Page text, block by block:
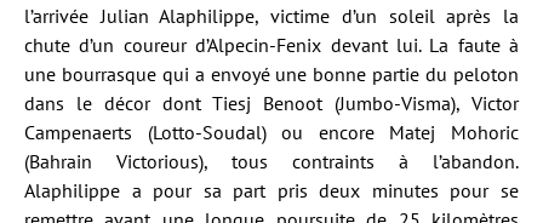
l’arrivée Julian Alaphilippe, victime d’un soleil après la
chute d’un coureur d’Alpecin-Fenix devant lui. La faute à
une bourrasque qui a envoyé une bonne partie du peloton
dans le décor dont Tiesj Benoot (Jumbo-Visma), Victor
Campenaerts (Lotto-Soudal) ou encore Matej Mohoric
(Bahrain Victorious), tous contraints à l’abandon.
Alaphilippe a pour sa part pris deux minutes pour se